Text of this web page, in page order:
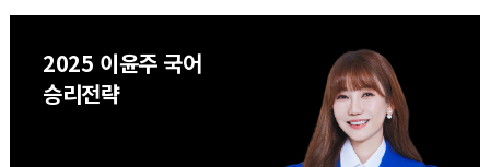
2025 이윤주 국어
승리전략